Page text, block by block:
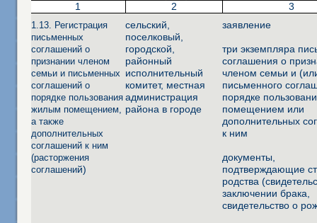
1 2 3
1.13. Регистрация
письменных
соглашений о
признании членом
семьи и письменных
соглашений о
порядке пользования
жилым помещением,
а также
дополнительных
соглашений к ним
(расторжения
соглашений)
сельский,
поселковый,
городской,
районный
исполнительный
комитет, местная
администрация
района в городе
заявление
три экземпляра
соглашения о
членом семьи и
письменного
порядке
помещением или
дополнительных
к ним
документы,
подтверждающие
родства
заключении брака,
свидетельство о